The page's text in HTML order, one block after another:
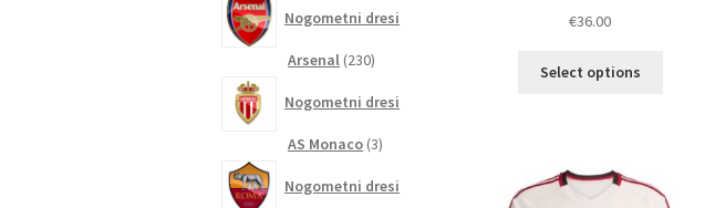
€36.00
Select options
Nogometni dresi
Arsenal 230230
Nogometni dresi
AS Monaco 33
Nogometni dresi